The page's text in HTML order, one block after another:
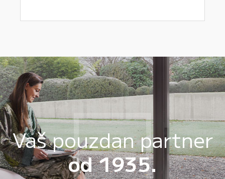
Vaš pouzdan partner
od 1935.